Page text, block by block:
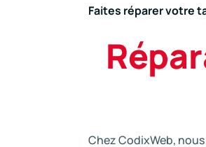
Faites réparer votre
Chez CodixWeb,